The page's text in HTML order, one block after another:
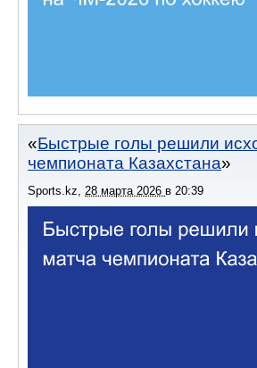
Быстрые голы решили
чемпионата Казахстана
Sports.kz, 28 марта 2026 в 20:39